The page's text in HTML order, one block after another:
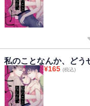
私のことなんか、どう
¥165 (税込)